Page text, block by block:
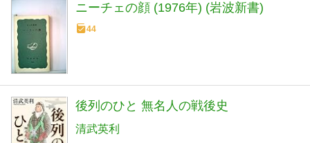
ニーチェの顔 (1976年) (岩波新書)
44
後列のひと 無名人の戦後史
清武英利